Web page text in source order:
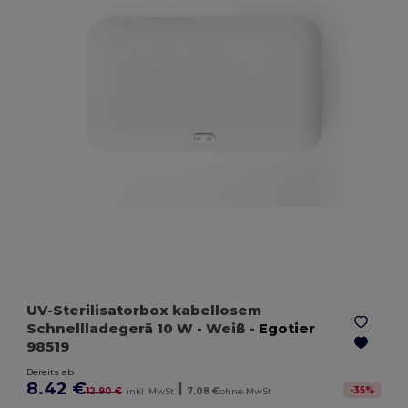
UV-Sterilisatorbox kabellosem
Schnellladegerä 10 W - Weiß - Egotier
98519
Bereits ab
8.42 €12.90 € inkl. MwSt | 7.08 €ohne MwSt -35%